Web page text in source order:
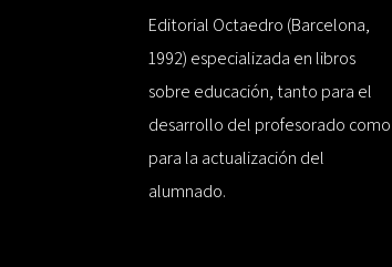
Editorial Octaedro (Barcelona,
1992) especializada en libros
sobre educación, tanto para el
desarrollo del profesorado como
para la actualización del
alumnado.